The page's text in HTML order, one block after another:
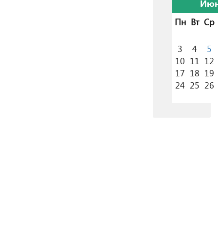
Пн Вт Ср
3 4
5
10 11 12
17 18 19
24 25 26